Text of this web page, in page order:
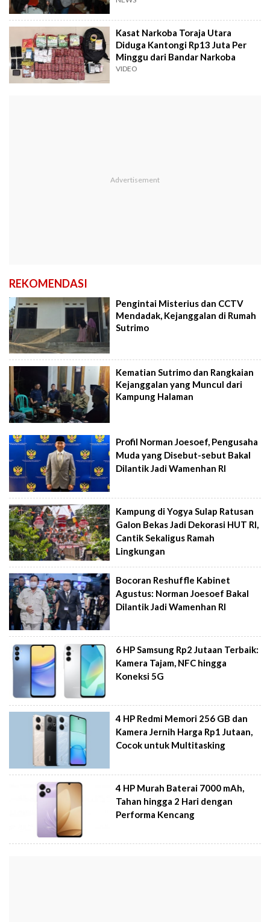
Kasat Narkoba Toraja Utara
Diduga Kantongi Rp13 Juta Per
Minggu dari Bandar Narkoba
VIDEO
REKOMENDASI
Pengintai Misterius dan CCTV
Mendadak, Kejanggalan di Rumah
Sutrimo
Kematian Sutrimo dan Rangkaian
Kejanggalan yang Muncul dari
Kampung Halaman
Profil Norman Joesoef, Pengusaha
Muda yang Disebut-sebut Bakal
Dilantik Jadi Wamenhan RI
Kampung di Yogya Sulap Ratusan
Galon Bekas Jadi Dekorasi HUT RI,
Cantik Sekaligus Ramah
Lingkungan
Bocoran Reshuffle Kabinet
Agustus: Norman Joesoef Bakal
Dilantik Jadi Wamenhan RI
6 HP Samsung Rp2 Jutaan Terbaik:
Kamera Tajam, NFC hingga
Koneksi 5G
4 HP Redmi Memori 256 GB dan
Kamera Jernih Harga Rp1 Jutaan,
Cocok untuk Multitasking
4 HP Murah Baterai 7000 mAh,
Tahan hingga 2 Hari dengan
Performa Kencang